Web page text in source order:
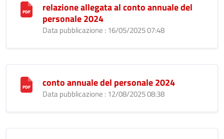
relazione allegata al conto annuale del
personale 2024
Data pubblicazione : 16/05/2025 07:48
conto annuale del personale 2024
Data pubblicazione : 12/08/2025 08:38